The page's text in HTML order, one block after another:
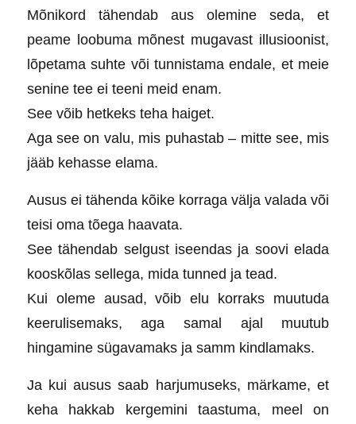
Mõnikord tähendab aus olemine seda, et
peame loobuma mõnest mugavast illusioonist,
lõpetama suhte või tunnistama endale, et meie
senine tee ei teeni meid enam.
See võib hetkeks teha haiget.
Aga see on valu, mis puhastab – mitte see, mis
jääb kehasse elama.
Ausus ei tähenda kõike korraga välja valada või
teisi oma tõega haavata.
See tähendab selgust iseendas ja soovi elada
kooskõlas sellega, mida tunned ja tead.
Kui oleme ausad, võib elu korraks muutuda
keerulisemaks, aga samal ajal muutub
hingamine sügavamaks ja samm kindlamaks.
Ja kui ausus saab harjumuseks, märkame, et
keha hakkab kergemini taastuma, meel on